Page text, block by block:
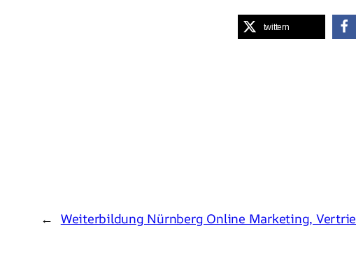
twittern
← Weiterbildung Nürnberg Online Marketing,